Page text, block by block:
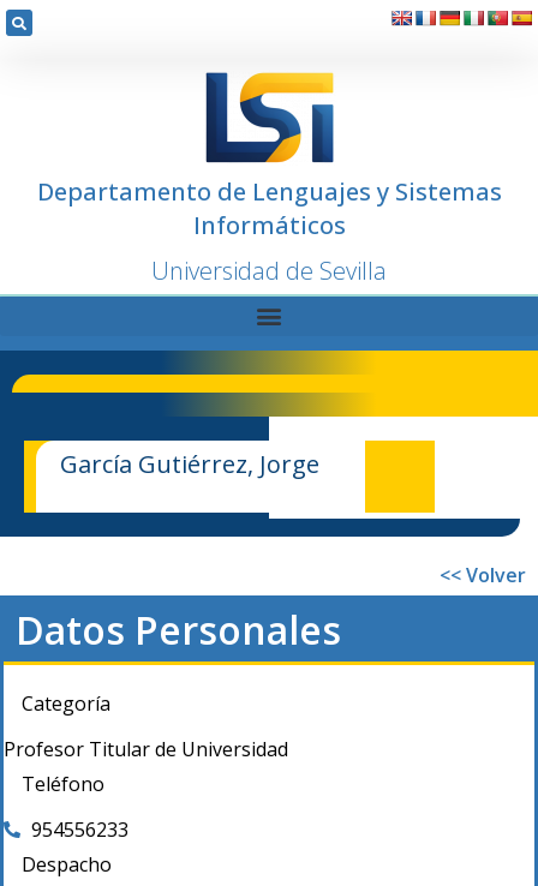
Departamento de Lenguajes y Sistemas
Informáticos
Universidad de Sevilla
García Gutiérrez, Jorge
<< Volver
Datos Personales
Categoría
Profesor Titular de Universidad
Teléfono
954556233
Despacho